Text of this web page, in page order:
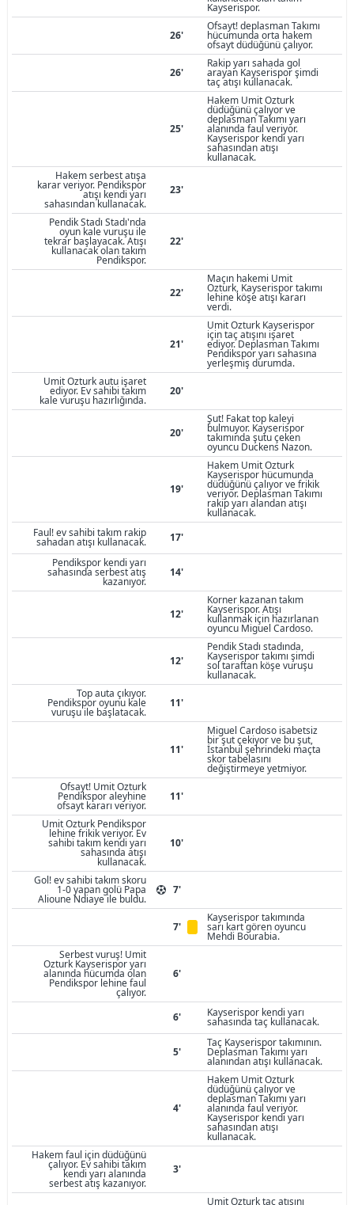
Kayserispor.
26'
Ofsayt! deplasman Takımı
hücumunda orta hakem
ofsayt düdüğünü çalıyor.
26'
Rakip yarı sahada gol
arayan Kayserispor şimdi
taç atışı kullanacak.
25'
Hakem Umit Ozturk
düdüğünü çalıyor ve
deplasman Takımı yarı
alanında faul veriyor.
Kayserispor kendi yarı
sahasından atışı
kullanacak.
Hakem serbest atışa
karar veriyor. Pendikspor
atışı kendi yarı
sahasından kullanacak.
23'
Pendik Stadı Stadı'nda
oyun kale vuruşu ile
tekrar başlayacak. Atışı
kullanacak olan takım
Pendikspor.
22'
22'
Maçın hakemi Umit
Ozturk, Kayserispor takımı
lehine köşe atışı kararı
verdi.
21'
Umit Ozturk Kayserispor
için taç atışını işaret
ediyor. Deplasman Takımı
Pendikspor yarı sahasına
yerleşmiş durumda.
Umit Ozturk autu işaret
ediyor. Ev sahibi takım
kale vuruşu hazırlığında.
20'
20'
Şut! Fakat top kaleyi
bulmuyor. Kayserispor
takımında şutu çeken
oyuncu Duckens Nazon.
19'
Hakem Umit Ozturk
Kayserispor hücumunda
düdüğünü çalıyor ve frikik
veriyor. Deplasman Takımı
rakip yarı alandan atışı
kullanacak.
Faul! ev sahibi takım rakip
sahadan atışı kullanacak.
17'
Pendikspor kendi yarı
sahasında serbest atış
kazanıyor.
14'
12'
Korner kazanan takım
Kayserispor. Atışı
kullanmak için hazırlanan
oyuncu Miguel Cardoso.
12'
Pendik Stadı stadında,
Kayserispor takımı şimdi
sol taraftan köşe vuruşu
kullanacak.
Top auta çıkıyor.
Pendikspor oyunu kale
vuruşu ile başlatacak.
11'
11'
Miguel Cardoso isabetsiz
bir şut çekiyor ve bu şut,
İstanbul şehrindeki maçta
skor tabelasını
değiştirmeye yetmiyor.
Ofsayt! Umit Ozturk
Pendikspor aleyhine
ofsayt kararı veriyor.
11'
Umit Ozturk Pendikspor
lehine frikik veriyor. Ev
sahibi takım kendi yarı
sahasında atışı
kullanacak.
10'
Gol! ev sahibi takım skoru
1-0 yapan golü Papa
Alioune Ndiaye ile buldu.
7'
7'
Kayserispor takımında
sarı kart gören oyuncu
Mehdi Bourabia.
Serbest vuruş! Umit
Ozturk Kayserispor yarı
alanında hücumda olan
Pendikspor lehine faul
çalıyor.
6'
6' Kayserispor kendi yarı
sahasında taç kullanacak.
5'
Taç Kayserispor takımının.
Deplasman Takımı yarı
alanından atışı kullanacak.
4'
Hakem Umit Ozturk
düdüğünü çalıyor ve
deplasman Takımı yarı
alanında faul veriyor.
Kayserispor kendi yarı
sahasından atışı
kullanacak.
Hakem faul için düdüğünü
çalıyor. Ev sahibi takım
kendi yarı alanında
serbest atış kazanıyor.
3'
Umit Ozturk taç atışını